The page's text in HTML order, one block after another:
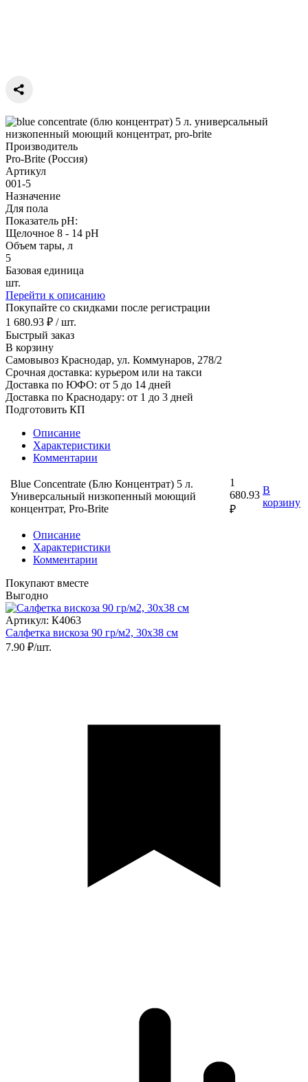
Производитель
Pro-Brite (Россия)
Артикул
001-5
Назначение
Для пола
Показатель pH:
Щелочное 8 - 14 рН
Объем тары, л
5
Базовая единица
шт.
Перейти к описанию
Покупайте со скидками после регистрации
1 680.93 ₽ / шт.
Быстрый заказ
В корзину
Самовывоз Краснодар, ул. Коммунаров, 278/2
Срочная доставка: курьером или на такси
Доставка по ЮФО: от 5 до 14 дней
Доставка по Краснодару: от 1 до 3 дней
Подготовить КП
Описание
Характеристики
Комментарии
Blue Concentrate (Блю Концентрат) 5 л.
Универсальный низкопенный моющий
концентрат, Pro-Brite
1
680.93
₽
В
корзину
Описание
Характеристики
Комментарии
Покупают вместе
Выгодно
Артикул: К4063
Салфетка вискоза 90 гр/м2, 30х38 см
7.90 ₽/шт.